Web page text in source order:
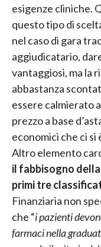
esigenze cliniche.
questo tipo di
nel caso di gara
aggiudicatario,
vantaggiosi, ma la
abbastanza
essere calmierato
prezzo a base
economici che ci si
Altro elemento
il fabbisogno
primi tre
Finanziaria non
che “i pazienti
farmaci nella